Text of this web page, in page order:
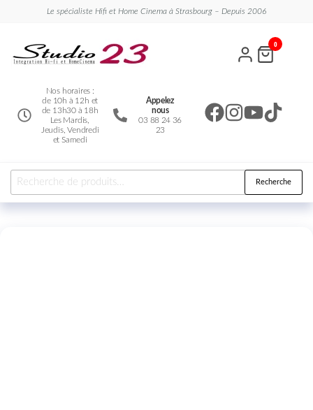
Le spécialiste Hifi et Home Cinema à Strasbourg – Depuis 2006
Nos horaires :
de 10h à 12h et
de 13h30 à 18h
Les Mardis,
Jeudis, Vendredi
et Samedi
Appelez
nous
03 88 24 36
23
0
Recherche